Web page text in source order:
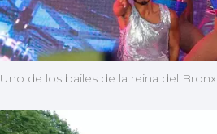
Uno de los bailes de la reina del Bronx